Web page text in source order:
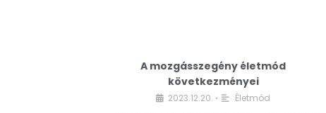
A mozgásszegény életmód
következményei
2023.12.20. • Életmód